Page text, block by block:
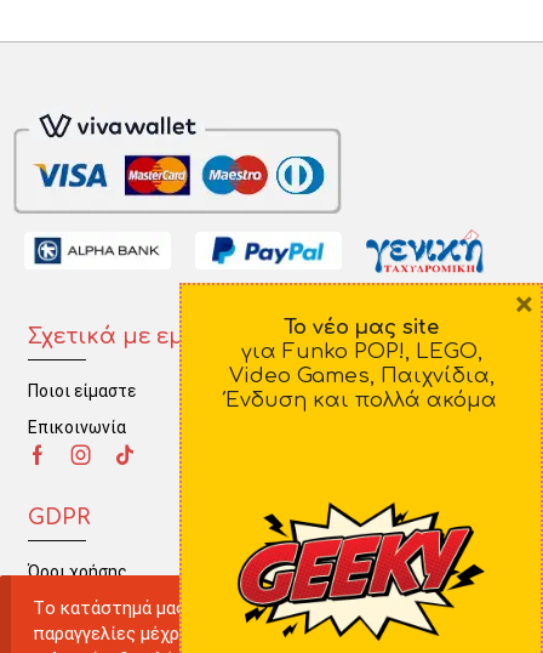
Tο κατάστημά μας δε θα πραγματοποιεί ηλεκτρονικές
παραγγελίες μέχρι την Παρασκευή 22 Αυγούστου. Καλό
Σχετικά με εμάς
Ποιοι είμαστε
Επικοινωνία
Πληροφορίες
Τρόποι Πληρωμής
GDPR
Όροι χρήσης
Ο λογαριασμός μου
Πολιτική Απορρήτου
Το νέο μας site
για Funko POP!, LEGO,
Video Games, Παιχνίδια,
Ένδυση και πολλά ακόμα
×